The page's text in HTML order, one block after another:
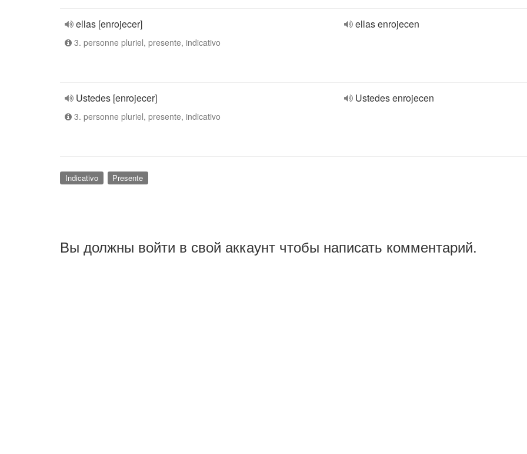
ellas [enrojecer]
3. personne pluriel, presente, indicativo
ellas enrojecen
Ustedes [enrojecer]
3. personne pluriel, presente, indicativo
Ustedes enrojecen
Indicativo Presente
Вы должны войти в свой аккаунт чтобы написать комментарий.